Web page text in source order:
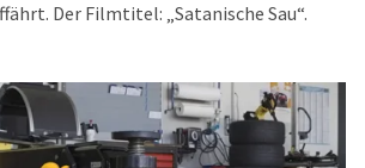
Der Filmtitel: „Satanische Sau“.